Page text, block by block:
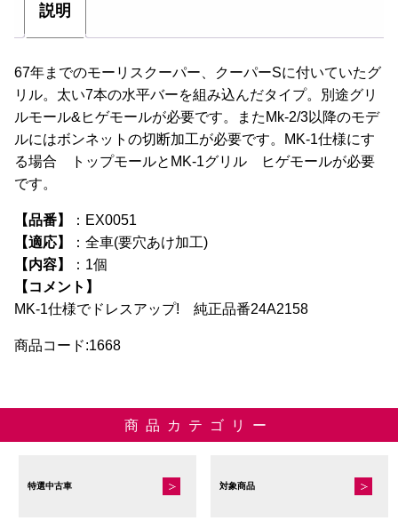
説明
67年までのモーリスクーパー、クーパーSに付いていたグ
リル。太い7本の水平バーを組み込んだタイプ。別途グリ
ルモール&ヒゲモールが必要です。またMk-2/3以降のモデ
ルにはボンネットの切断加工が必要です。MK-1仕様にす
る場合 トップモールとMK-1グリル ヒゲモールが必要
です。
【品番】
：EX0051
【適応】
：全車(要穴あけ加工)
【内容】
：1個
【コメント】
MK-1仕様でドレスアップ! 純正品番24A2158
商品コード:1668
商品カテゴリー
特選中古車 対象商品